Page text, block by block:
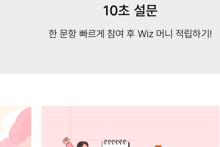
10초 설문
한 문항 빠르게 참여 후 Wiz 머니 적립하기!